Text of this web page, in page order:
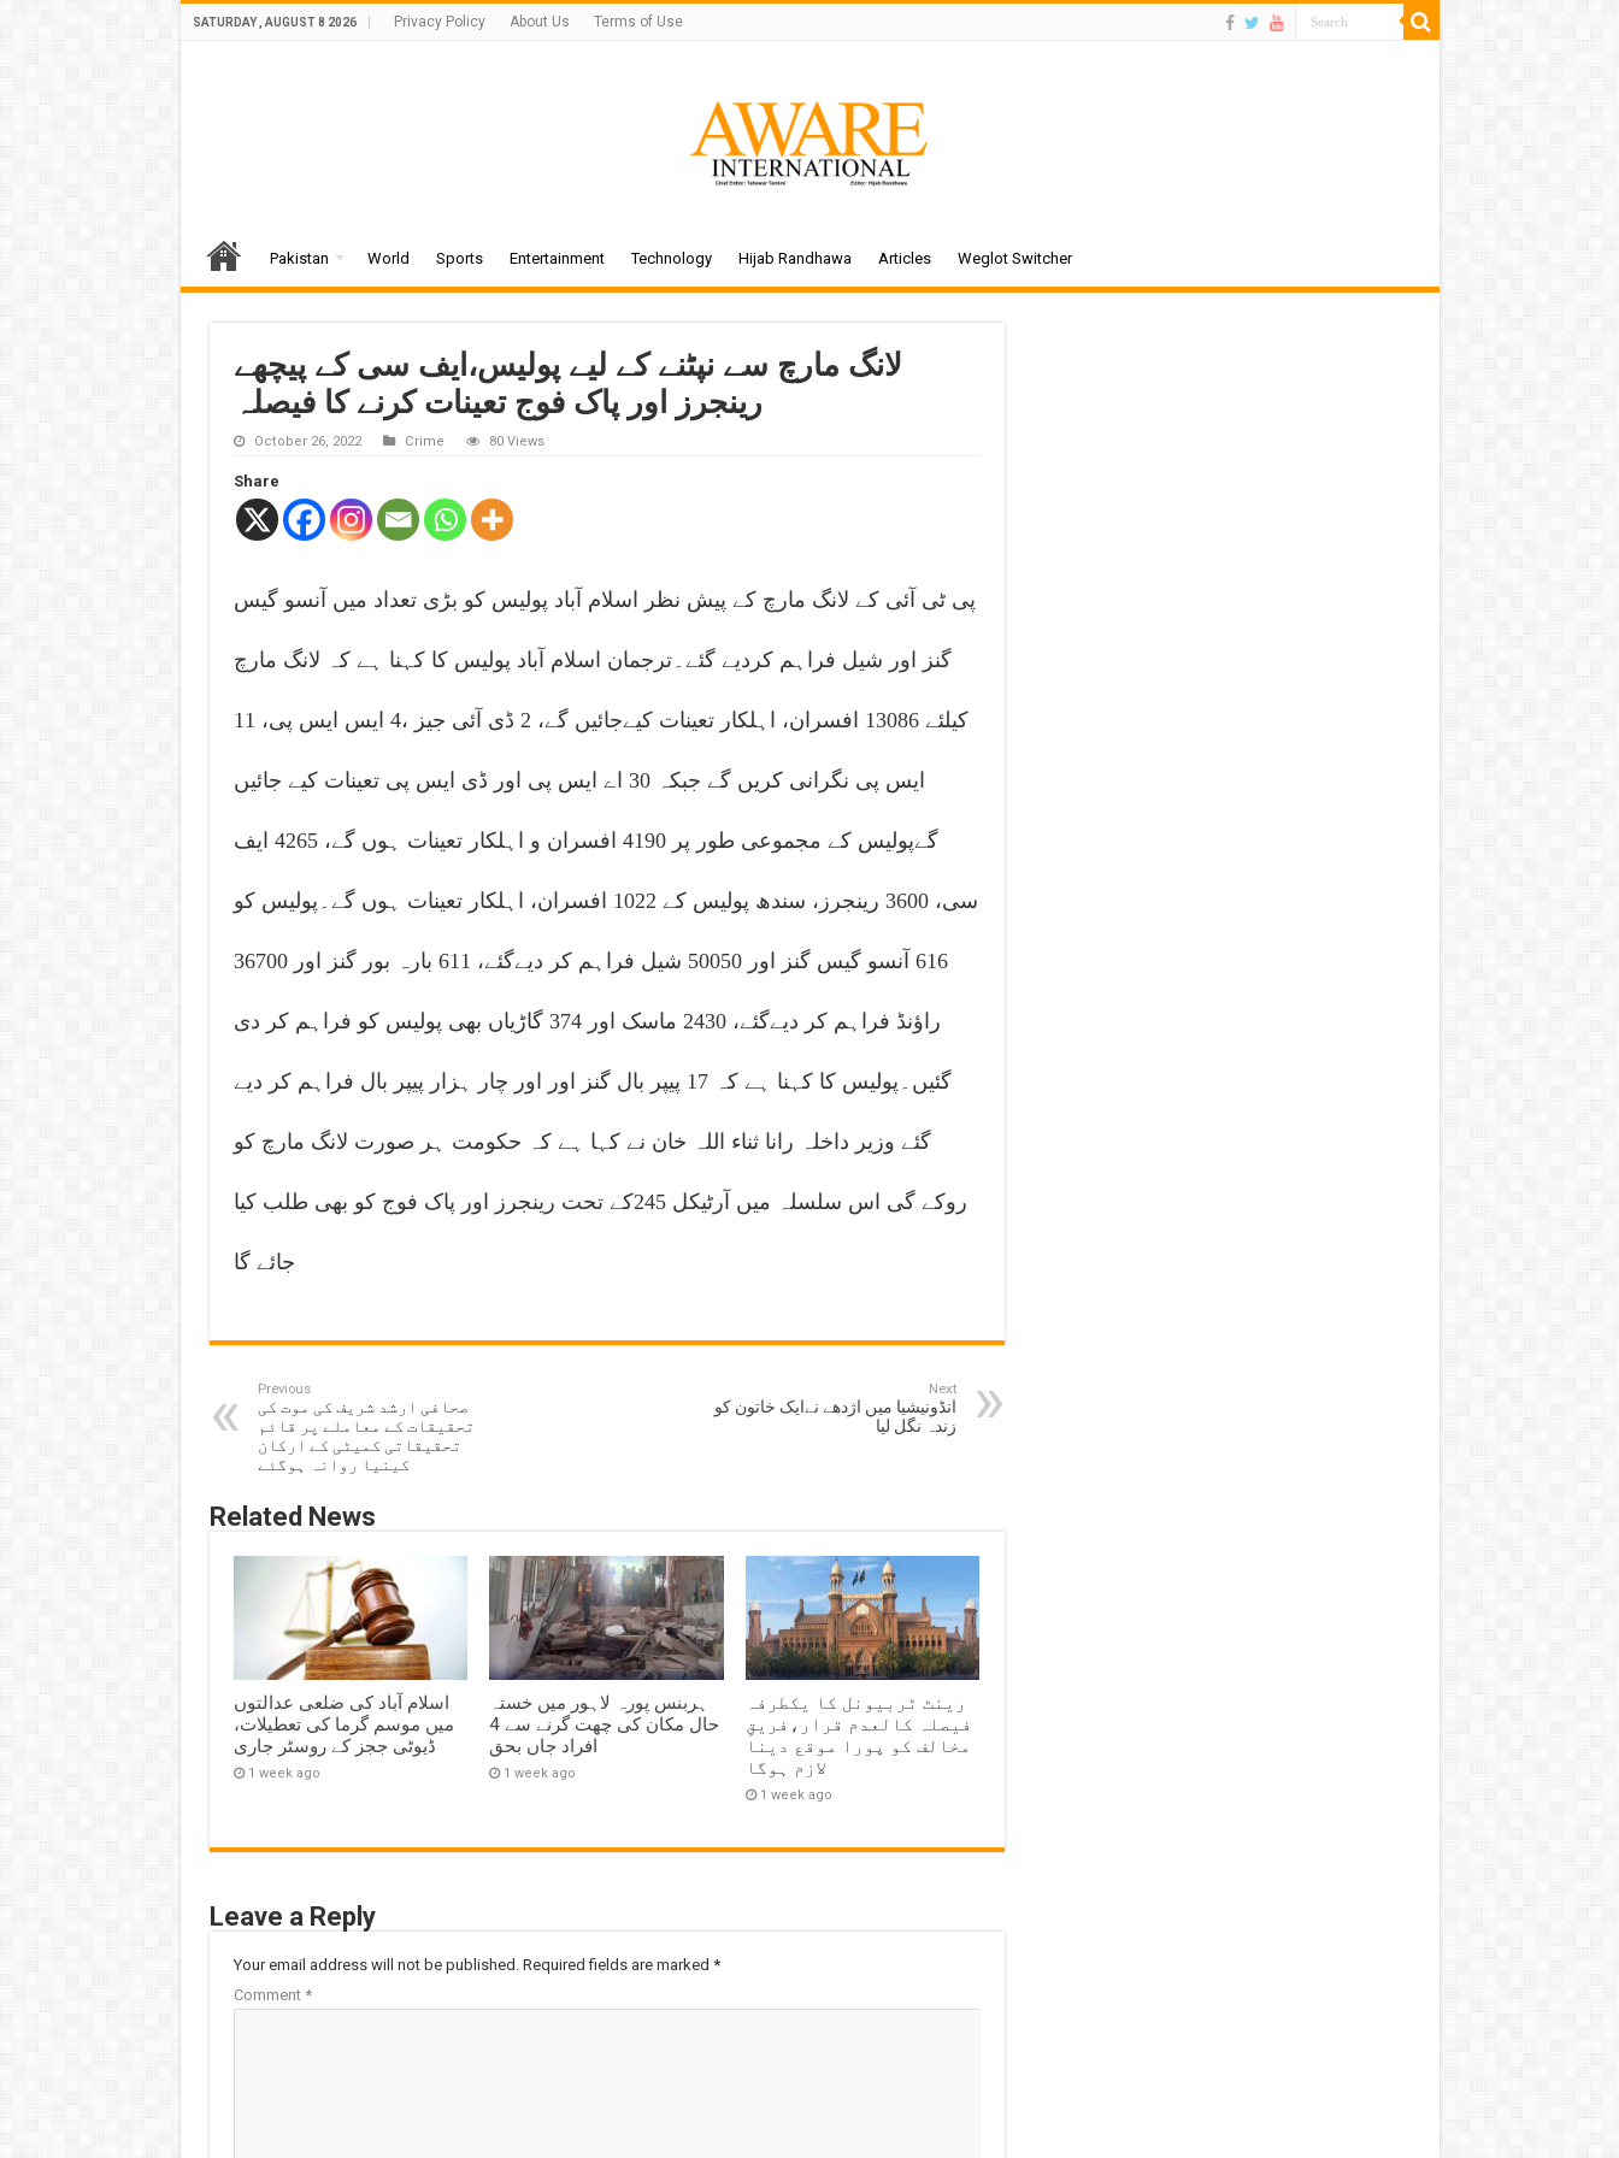
SATURDAY , AUGUST 8 2026 Privacy Policy About Us Terms of Use
Pakistan World Sports Entertainment Technology Hijab Randhawa Articles Weglot Switcher
لانگ مارچ سے نپٹنے کے لیے پولیس،ایف سی کے پیچھے
رینجرز اور پاک فوج تعینات کرنے کا فیصلہ
October 26, 2022 Crime 80 Views
Share
پی ٹی آئی کے لانگ مارچ کے پیش نظر اسلام آباد پولیس کو بڑی تعداد میں آنسو گیس
گنز اور شیل فراہم کردیے گئے۔ترجمان اسلام آباد پولیس کا کہنا ہے کہ لانگ مارچ
کیلئے 13086 افسران، اہلکار تعینات کیےجائیں گے، 2 ڈی آئی جیز ،4 ایس ایس پی، 11
ایس پی نگرانی کریں گے جبکہ 30 اے ایس پی اور ڈی ایس پی تعینات کیے جائیں
گےپولیس کے مجموعی طور پر 4190 افسران و اہلکار تعینات ہوں گے، 4265 ایف
سی، 3600 رینجرز، سندھ پولیس کے 1022 افسران، اہلکار تعینات ہوں گے۔پولیس کو
616 آنسو گیس گنز اور 50050 شیل فراہم کر دیےگئے، 611 بارہ بور گنز اور 36700
راؤنڈ فراہم کر دیےگئے، 2430 ماسک اور 374 گاڑیاں بھی پولیس کو فراہم کر دی
گئیں۔پولیس کا کہنا ہے کہ 17 پیپر بال گنز اور اور چار ہزار پیپر بال فراہم کر دیے
گئے وزیر داخلہ رانا ثناء اللہ خان نے کہا ہے کہ حکومت ہر صورت لانگ مارچ کو
روکے گی اس سلسلہ میں آرٹیکل 245کے تحت رینجرز اور پاک فوج کو بھی طلب کیا
جائے گا
Previous
صحافی ارشد شریف کی موت کی
تحقیقات کے معاملے پر قائم
تحقیقاتی کمیٹی کے ارکان
کینیا روانہ ہوگئے
Next
انڈونیشیا میں اژدھے نےایک خاتون کو
زندہ نگل لیا
Related News
اسلام آباد کی ضلعی عدالتوں
میں موسم گرما کی تعطیلات،
ڈیوٹی ججز کے روسٹر جاری
1 week ago
ہربنس پورہ لاہور میں خستہ
حال مکان کی چھت گرنے سے 4
افراد جاں بحق
1 week ago
رینٹ ٹربیونل کا یکطرفہ
فیصلہ کالعدم قرار،فریقِ
مخالف کو پورا موقع دینا
لازم ہوگا
1 week ago
Leave a Reply
Your email address will not be published. Required fields are marked *
Comment *